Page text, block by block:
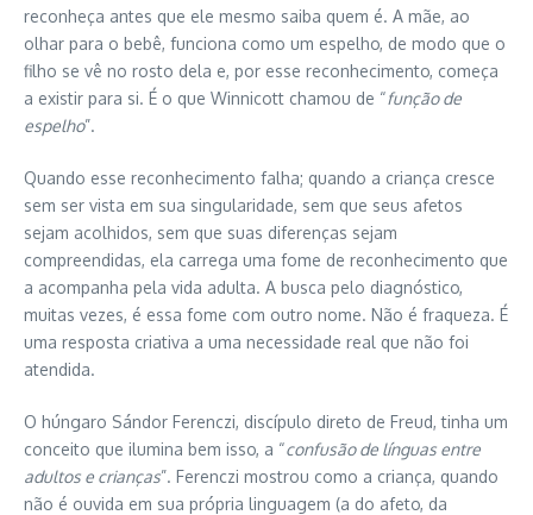
reconheça antes que ele mesmo saiba quem é. A mãe, ao
olhar para o bebê, funciona como um espelho, de modo que o
filho se vê no rosto dela e, por esse reconhecimento, começa
a existir para si. É o que Winnicott chamou de “função de
espelho”.
Quando esse reconhecimento falha; quando a criança cresce
sem ser vista em sua singularidade, sem que seus afetos
sejam acolhidos, sem que suas diferenças sejam
compreendidas, ela carrega uma fome de reconhecimento que
a acompanha pela vida adulta. A busca pelo diagnóstico,
muitas vezes, é essa fome com outro nome. Não é fraqueza. É
uma resposta criativa a uma necessidade real que não foi
atendida.
O húngaro Sándor Ferenczi, discípulo direto de Freud, tinha um
conceito que ilumina bem isso, a “confusão de línguas entre
adultos e crianças”. Ferenczi mostrou como a criança, quando
não é ouvida em sua própria linguagem (a do afeto, da